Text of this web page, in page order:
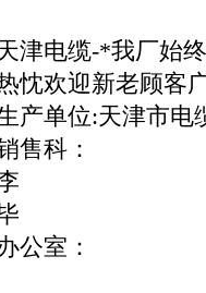
津电缆-*我厂始
忱欢迎新老顾客
产单位:天津市电
售科：
公室：